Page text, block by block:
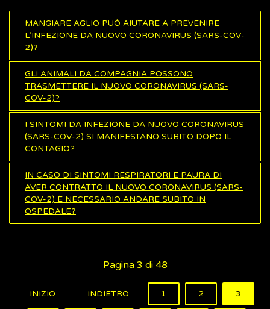
MANGIARE AGLIO PUÒ AIUTARE A PREVENIRE
L’INFEZIONE DA NUOVO CORONAVIRUS (SARS-COV-
2)?
GLI ANIMALI DA COMPAGNIA POSSONO
TRASMETTERE IL NUOVO CORONAVIRUS (SARS-
COV-2)?
I SINTOMI DA INFEZIONE DA NUOVO CORONAVIRUS
(SARS-COV-2) SI MANIFESTANO SUBITO DOPO IL
CONTAGIO?
IN CASO DI SINTOMI RESPIRATORI E PAURA DI
AVER CONTRATTO IL NUOVO CORONAVIRUS (SARS-
COV-2) È NECESSARIO ANDARE SUBITO IN
OSPEDALE?
Pagina 3 di 48
INIZIO INDIETRO 1 2 3